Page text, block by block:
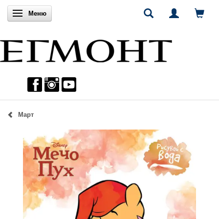
Включи навигацията
Меню
Март